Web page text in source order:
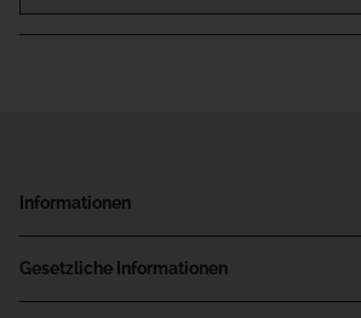
Informationen
Gesetzliche Informationen